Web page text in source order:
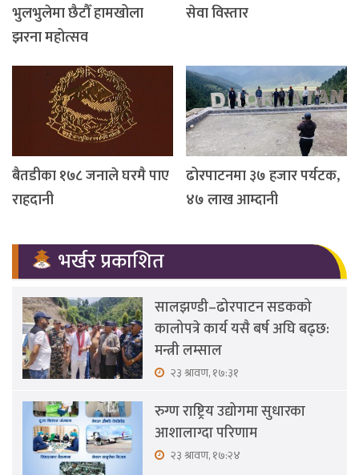
भुलभुलेमा छैटौँ हामखोला
झरना महोत्सव
सेवा विस्तार
बैतडीका १७८ जनाले घरमै पाए
राहदानी
ढोरपाटनमा ३७ हजार पर्यटक,
४७ लाख आम्दानी
भर्खर प्रकाशित
सालझण्डी–ढोरपाटन सडकको
कालोपत्रे कार्य यसै बर्ष अघि बढ्छ:
मन्त्री लम्साल
२३ श्रावण, १७:३१
रुग्ण राष्ट्रिय उद्योगमा सुधारका
आशालाग्दा परिणाम
२३ श्रावण, १७:२४